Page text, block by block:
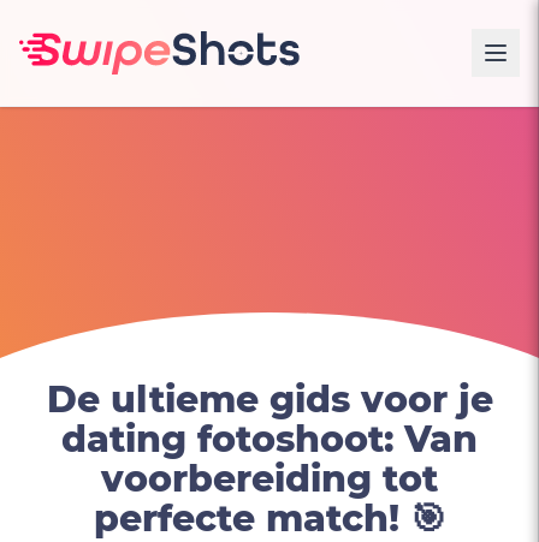
De ultieme gids voor je
dating fotoshoot: Van
voorbereiding tot
perfecte match! 🎯